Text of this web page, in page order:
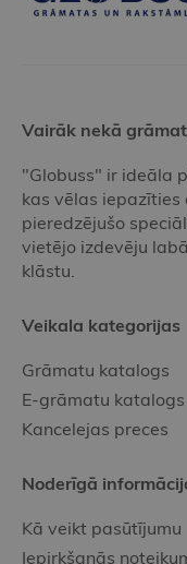
Vairāk nekā
"Globuss" ir ideāla
kas vēlas iepazīties
pieredzējušo
vietējo izdevēju
klāstu.
Veikala kategorijas
Grāmatu katalogs
E-grāmatu katalogs
Kancelejas preces
Noderīgā
Kā veikt pasūtījumu
Iepirkšanās